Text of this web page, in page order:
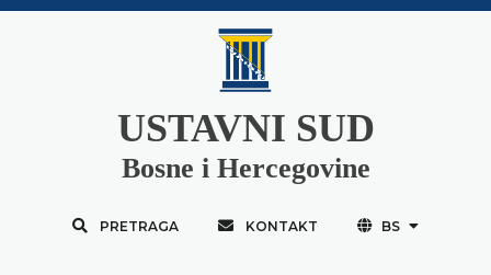
USTAVNI SUD
Bosne i Hercegovine
PRETRAGA KONTAKT BS